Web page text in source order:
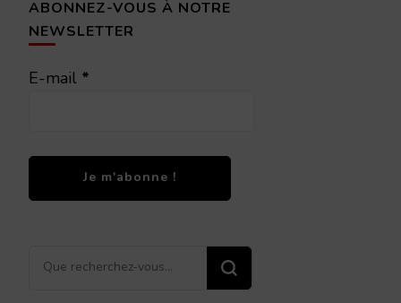
ABONNEZ-VOUS À NOTRE
NEWSLETTER
E-mail *
Vous